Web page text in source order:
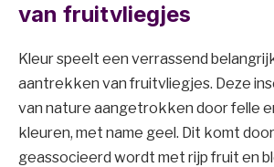
van fruitvliegjes
Kleur speelt een verrassend
aantrekken van fruitvliegjes. Deze
van nature aangetrokken door felle
kleuren, met name geel. Dit komt
geassocieerd wordt met rijp fruit en